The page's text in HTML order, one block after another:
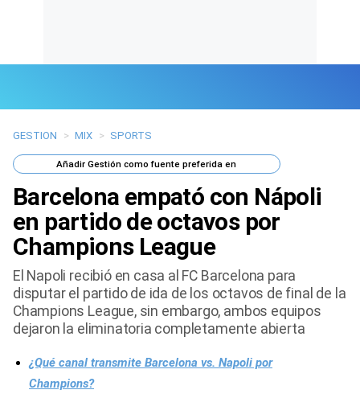
Últimas Noticias
Mi Bolsillo
Gente
Vida Laboral
Tendencias Mix
Sports
GESTION > MIX > SPORTS
AñadirGestión como fuente preferida en
Barcelona empató con Nápoli
en partido de octavos por
Champions League
El Napoli recibió en casa al FC Barcelona para
disputar el partido de ida de los octavos de final de la
Champions League, sin embargo, ambos equipos
dejaron la eliminatoria completamente abierta
¿Qué canal transmite Barcelona vs. Napoli por
Champions?